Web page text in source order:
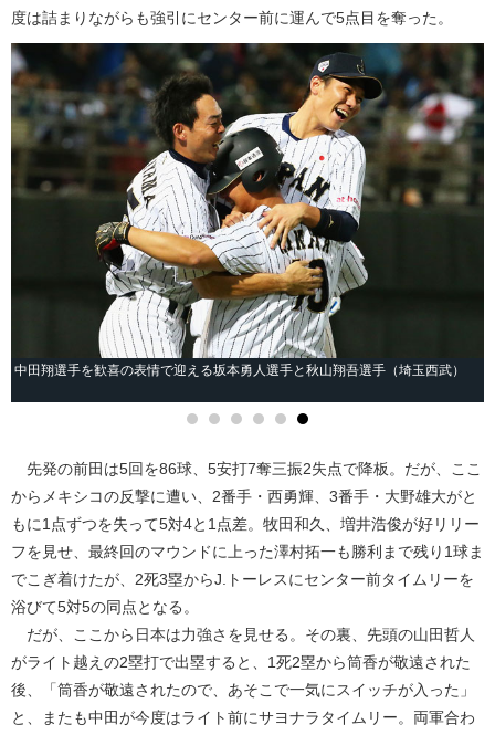
度は詰まりながらも強引にセンター前に運んで5点目を奪った。
中田翔選手を歓喜の表情で迎える坂本勇人選手と秋山翔吾選手（埼玉西武）
先発の前田は5回を86球、5安打7奪三振2失点で降板。だが、ここ
からメキシコの反撃に遭い、2番手・西勇輝、3番手・大野雄大がと
もに1点ずつを失って5対4と1点差。牧田和久、増井浩俊が好リリー
フを見せ、最終回のマウンドに上った澤村拓一も勝利まで残り1球ま
でこぎ着けたが、2死3塁からJ.トーレスにセンター前タイムリーを
浴びて5対5の同点となる。
だが、ここから日本は力強さを見せる。その裏、先頭の山田哲人
がライト越えの2塁打で出塁すると、1死2塁から筒香が敬遠された
後、「筒香が敬遠されたので、あそこで一気にスイッチが入った」
と、またも中田が今度はライト前にサヨナラタイムリー。両軍合わ